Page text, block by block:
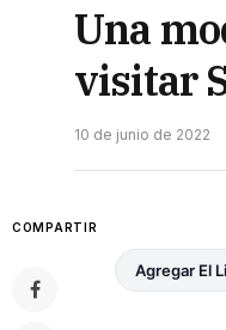
Una
visitar
10 de junio de 2022
COMPARTIR
Agregar El